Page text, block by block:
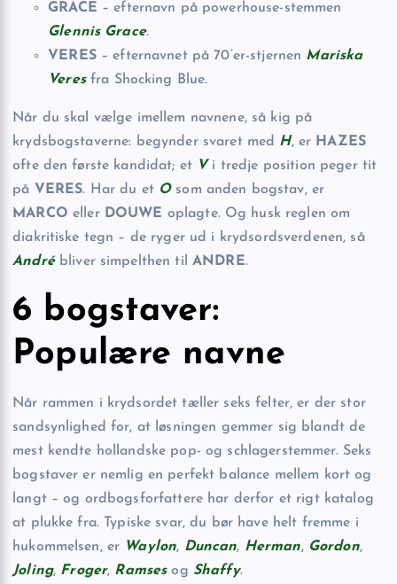
GRACE – efternavn på powerhouse-stemmen
Glennis Grace.
VERES– efternavnet på 70’er-stjernen Mariska
Veresfra Shocking Blue.
Når du skal vælge imellem navnene, så kig på
krydsbogstaverne: begynder svaret med H, er HAZES
ofte den første kandidat; et Vi tredje position peger tit
på VERES. Har du et Osom anden bogstav, er
MARCO eller DOUWE oplagte. Og husk reglen om
diakritiske tegn – de ryger ud i krydsordsverdenen, så
Andrébliver simpelthen tilANDRE.
6 bogstaver:
Populære navne
Når rammen i krydsordet tæller seks felter, er der stor
sandsynlighed for, at løsningen gemmer sig blandt de
mest kendte hollandske pop- og schlagerstemmer. Seks
bogstaver er nemlig en perfekt balance mellem kort og
langt – og ordbogsforfattere har derfor et rigt katalog
at plukke fra. Typiske svar, du bør have helt fremme i
hukommelsen, er Waylon, Duncan, Herman, Gordon,
Joling, Froger, Ramsesog Shaffy.